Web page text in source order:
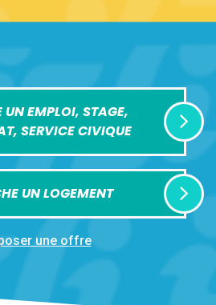
UN EMPLOI, STAGE,
SERVICE CIVIQUE
UN LOGEMENT
une offre